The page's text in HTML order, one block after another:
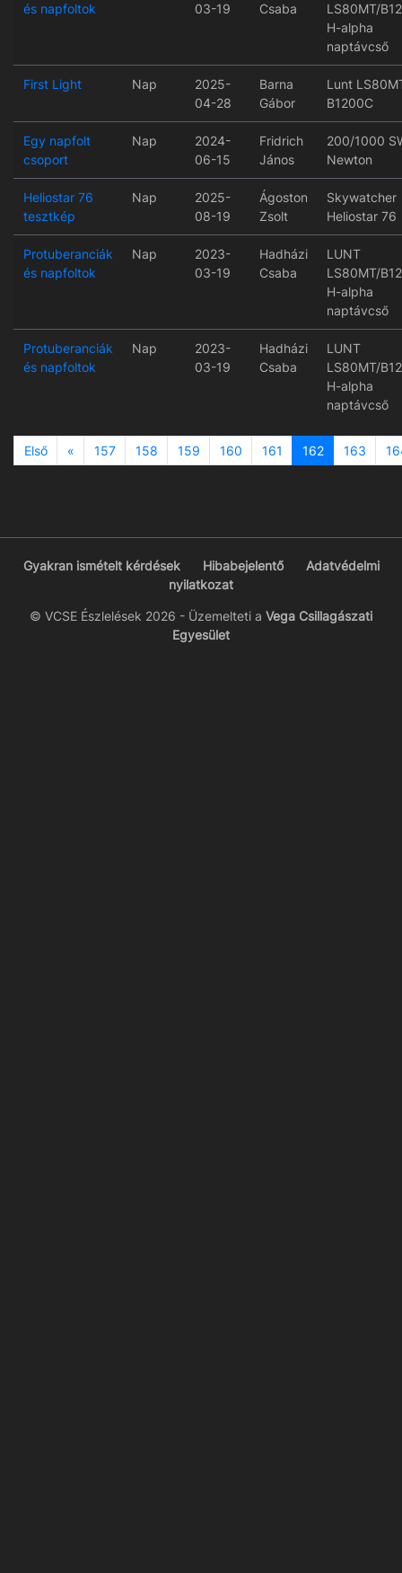
és napfoltok
03-19
Csaba
LS80MT/
H-alpha
naptávcső
First Light Nap
2025-
04-28
Barna
Gábor
Lunt
B1200C
Egy napfolt
csoport
Nap
2024-
06-15
Fridrich
János
200/1000
Newton
Heliostar 76
tesztkép
Nap
2025-
08-19
Ágoston
Zsolt
Skywatcher
Heliostar 76
Protuberanciák
és napfoltok
Nap
2023-
03-19
Hadházi
Csaba
LUNT
LS80MT/
H-alpha
naptávcső
Protuberanciák
és napfoltok
Nap
2023-
03-19
Hadházi
Csaba
LUNT
LS80MT/
H-alpha
naptávcső
Első «Previous
157 158 159 160 161 162 163
Gyakran ismételt kérdések Hibabejelentő
Adatvédelmi
nyilatkozat
© VCSE Észlelések 2026 - Üzemelteti a Vega Csillagászati
Egyesület